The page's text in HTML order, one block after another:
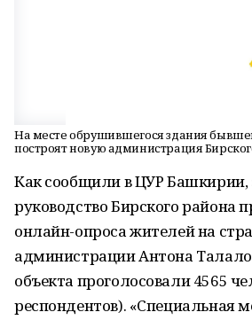
На месте обрушившегося здания
построят новую администрация
Как сообщили в ЦУР Башкирии,
руководство Бирского района
онлайн-опроса жителей на
администрации Антона
объекта проголосовали 4565
респондентов). «Специальная